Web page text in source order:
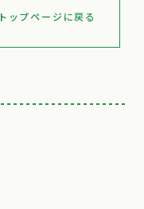
トップページに戻る